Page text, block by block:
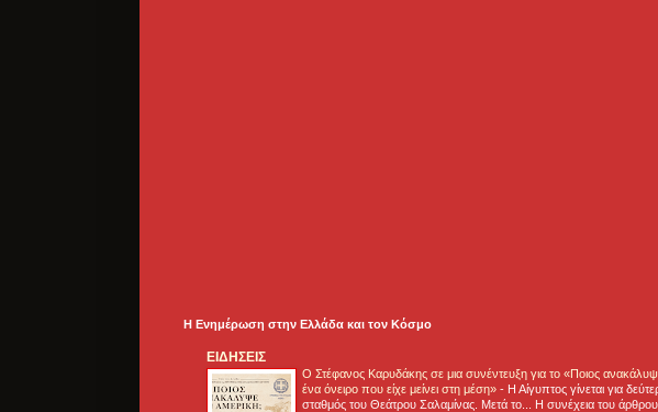
Η Ενημέρωση στην Ελλάδα και τoν Κόσμο
ΕΙΔΗΣΕΙΣ
Ο Στέφανος Καρυδάκης σε μια συνέντευξη για το «Ποιος
ένα όνειρο που είχε μείνει στη μέση» - Η Αίγυπτος γίνεται για
σταθμός του Θεάτρου Σαλαμίνας. Μετά το... Η συνέχεια του